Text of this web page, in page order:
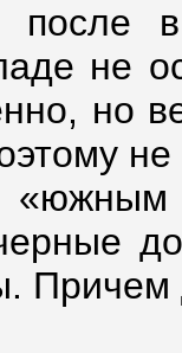
после
не
но